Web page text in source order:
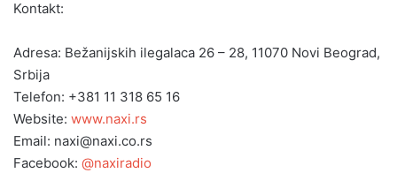
Kontakt:
Adresa: Bežanijskih ilegalaca 26 – 28, 11070 Novi Beograd,
Srbija
Telefon: +381 11 318 65 16
Website: www.naxi.rs
Email: naxi@naxi.co.rs
Facebook: @naxiradio